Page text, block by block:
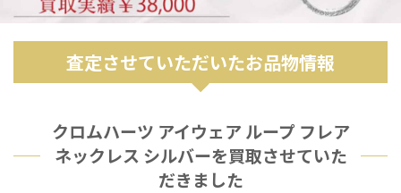
査定させていただいたお品物情報
クロムハーツ アイウェア ループ フレア
ネックレス シルバーを買取させていた
だきました